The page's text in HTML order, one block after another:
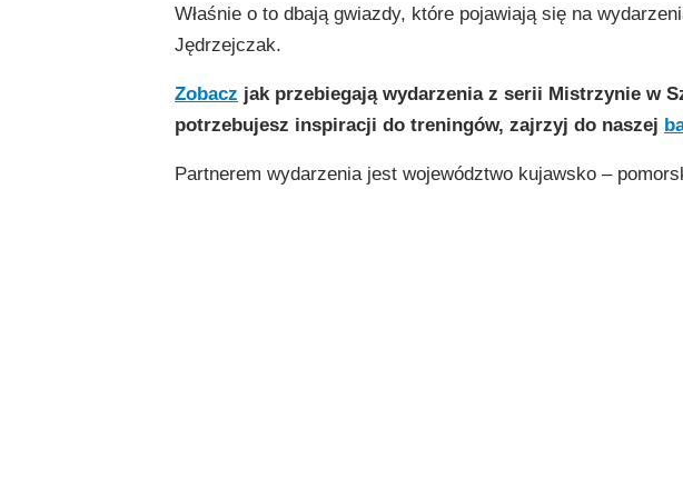
Właśnie o to dbają gwiazdy, które pojawiają się na
Jędrzejczak.
Zobacz jak przebiegają wydarzenia z serii Mistrzynie w
potrzebujesz inspiracji do treningów, zajrzyj do naszej
Partnerem wydarzenia jest województwo kujawsko –